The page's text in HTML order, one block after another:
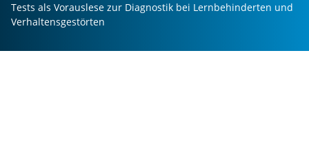
h
Tests als Vorauslese zur Diagnostik bei Lernbehinderten und
Verhaltensgestörten